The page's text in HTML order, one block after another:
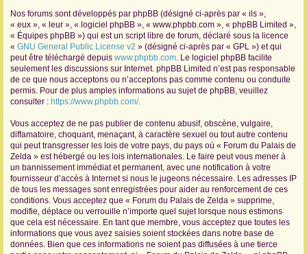
Nos forums sont développés par phpBB (désigné ci-après par « ils »,
« eux », « leur », « logiciel phpBB », « www.phpbb.com », « phpBB Limited »,
« Équipes phpBB ») qui est un script libre de forum, déclaré sous la licence
« GNU General Public License v2 » (désigné ci-après par « GPL ») et qui
peut être téléchargé depuis www.phpbb.com. Le logiciel phpBB facilite
seulement les discussions sur Internet. phpBB Limited n’est pas responsable
de ce que nous acceptons ou n’acceptons pas comme contenu ou conduite
permis. Pour de plus amples informations au sujet de phpBB, veuillez
consulter : https://www.phpbb.com/.
Vous acceptez de ne pas publier de contenu abusif, obscène, vulgaire,
diffamatoire, choquant, menaçant, à caractère sexuel ou tout autre contenu
qui peut transgresser les lois de votre pays, du pays où « Forum du Palais de
Zelda » est hébergé ou les lois internationales. Le faire peut vous mener à
un bannissement immédiat et permanent, avec une notification à votre
fournisseur d’accès à Internet si nous le jugeons nécessaire. Les adresses IP
de tous les messages sont enregistrées pour aider au renforcement de ces
conditions. Vous acceptez que « Forum du Palais de Zelda » supprime,
modifie, déplace ou verrouille n’importe quel sujet lorsque nous estimons
que cela est nécessaire. En tant que membre, vous acceptez que toutes les
informations que vous avez saisies soient stockées dans notre base de
données. Bien que ces informations ne soient pas diffusées à une tierce